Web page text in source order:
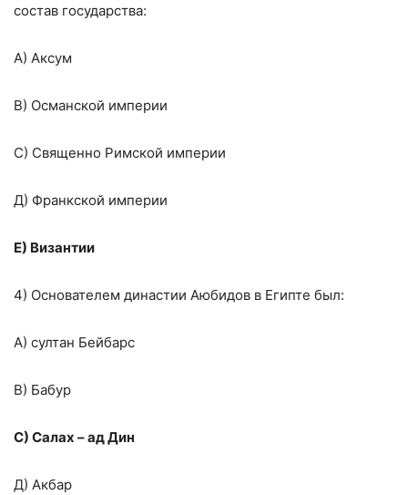
состав государства:
А) Аксум
В) Османской империи
С) Священно Римской империи
Д) Франкской империи
Е) Византии
4) Основателем династии Аюбидов в Египте был:
А) султан Бейбарс
В) Бабур
С) Салах – ад Дин
Д) Акбар